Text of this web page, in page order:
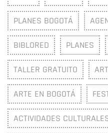
PLANES BOGOTÁ
BIBLORED PLANES
TALLER GRATUITO
ARTE EN BOGOTÁ
ACTIVIDADES